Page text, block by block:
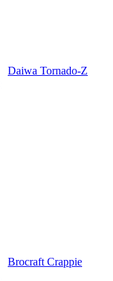
Daiwa Tornado-Z
Brocraft Crappie